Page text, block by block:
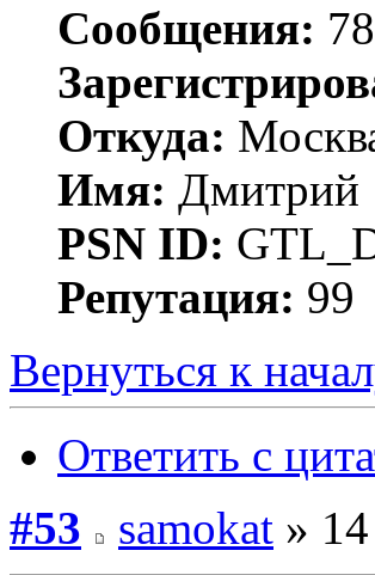
Сообщения:
Откуда:
Имя: Дмитрий
PSN ID:
Репутация: 99
Вернуться к
Ответить с
#53
samokat »